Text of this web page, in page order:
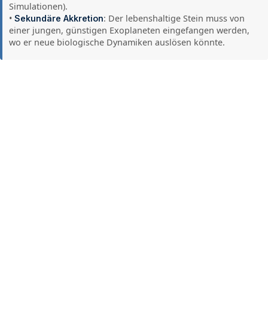
Simulationen).
•Sekundäre Akkretion: Der lebenshaltige Stein muss von
einer jungen, günstigen Exoplaneten eingefangen werden,
wo er neue biologische Dynamiken auslösen könnte.